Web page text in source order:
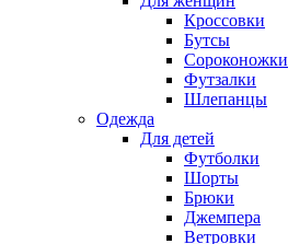
Кроссовки
Бутсы
Сороконожки
Футзалки
Шлепанцы
Одежда
Для детей
Футболки
Шорты
Брюки
Джемпера
Ветровки